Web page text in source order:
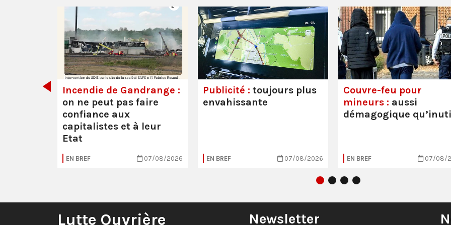
Incendie de Gandrange :
on ne peut pas faire
confiance aux
capitalistes et à leur
Etat
EN BREF 07/08/2026
Publicité : toujours plus
envahissante
EN BREF 07/08/2026
Couvre-feu pour
mineurs : aussi
démagogique
EN BREF 07/08/
Lutte Ouvrière Newsletter